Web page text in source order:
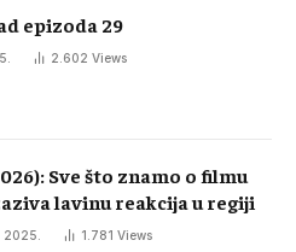
epizoda 29
2.602 Views
Sve što znamo o filmu
lavinu reakcija u regiji
2025. 1.781 Views